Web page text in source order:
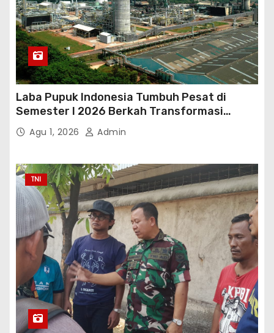
Laba Pupuk Indonesia Tumbuh Pesat di
Semester I 2026 Berkah Transformasi
Danantara
Agu 1, 2026 Admin
TNI